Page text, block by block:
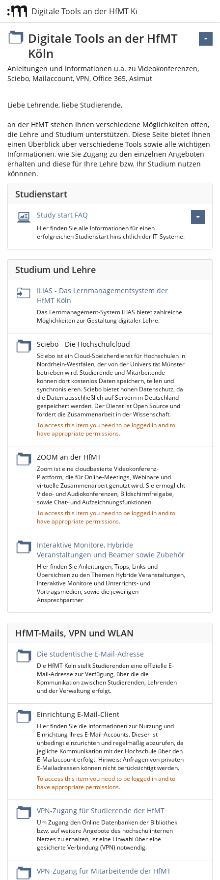
Digitale Tools an der HfMT Köln
Digitale Tools an der HfMT
Köln
Anleitungen und Informationen u.a. zu Videokonferenzen,
Sciebo, Mailaccount, VPN, Office 365, Asimut
Liebe Lehrende, liebe Studierende,
an der HfMT stehen Ihnen verschiedene Möglichkeiten offen,
die Lehre und Studium unterstützen. Diese Seite bietet Ihnen
einen Überblick über verschiedene Tools sowie alle wichtigen
Informationen, wie Sie Zugang zu den einzelnen Angeboten
erhalten und diese für Ihre Lehre bzw. Ihr Studium nutzen
könnnen.
Studienstart
Study start FAQ
Hier finden Sie alle Informationen für einen
erfolgreichen Studienstart hinsichtlich der IT-Systeme.
Studium und Lehre
ILIAS - Das Lernmanagementsystem der
HfMT Köln
Das Lernmanagement-System ILIAS bietet zahlreiche
Möglichkeiten zur Gestaltung digitaler Lehre.
Sciebo - Die Hochschulcloud
Sciebo ist ein Cloud-Speicherdienst für Hochschulen in
Nordrhein-Westfalen, der von der Universität Münster
betrieben wird. Studierende und Mitarbeitende
können dort kostenlos Daten speichern, teilen und
synchronisieren. Sciebo bietet hohen Datenschutz, da
die Daten ausschließlich auf Servern in Deutschland
gespeichert werden. Der Dienst ist Open Source und
fördert die Zusammenarbeit in der Wissenschaft.
To access this item you need to be logged in and to
have appropriate permissions.
ZOOM an der HfMT
Zoom ist eine cloudbasierte Videokonferenz-
Plattform, die für Online-Meetings, Webinare und
virtuelle Zusammenarbeit genutzt wird. Sie ermöglicht
Video- und Audiokonferenzen, Bildschirmfreigabe,
sowie Chat- und Aufzeichnungsfunktionen.
To access this item you need to be logged in and to
have appropriate permissions.
Interaktive Monitore, Hybride
Veranstaltungen und Beamer sowie Zubehör
Hier finden Sie Anleitungen, Tipps, Links und
Übersichten zu den Themen Hybride Veranstaltungen,
Interaktive Monitore und Unterrichts- und
Vortragsmedien, sowie die jeweiligen
Ansprechpartner
HfMT-Mails, VPN und WLAN
Die studentische E-Mail-Adresse
Die HfMT Köln stellt Studierenden eine offizielle E-
Mail-Adresse zur Verfügung, über die die
Kommunikation zwischen Studierenden, Lehrenden
und der Verwaltung erfolgt.
Einrichtung E-Mail-Client
Hier finden Sie die Informationen zur Nutzung und
Einrichtung Ihres E-Mail-Accounts. Dieser ist
unbedingt einzurichten und regelmäßig abzurufen, da
jegliche Kommunikation mit der Hochschule über den
E-Mailaccount erfolgt. Hinweis: Anfragen von privaten
E-Mailadressen können nicht berücksichtigt werden.
To access this item you need to be logged in and to
have appropriate permissions.
VPN-Zugang für Studierende der HfMT
Um Zugang den Online Datenbanken der Bibliothek
bzw. auf weitere Angebote des hochschulinternen
Netzes zu erhalten, ist eine Einwahl über eine
gesicherte Verbindung (VPN) notwendig.
VPN-Zugang für Mitarbeitende der HfMT